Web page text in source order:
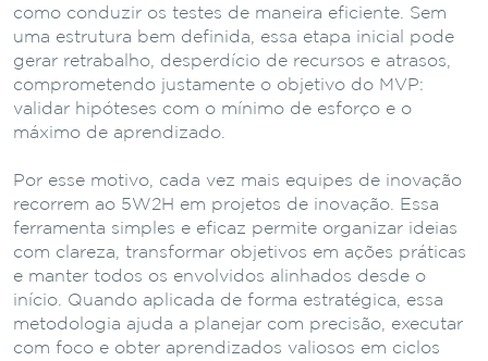
como conduzir os testes de maneira eficiente. Sem
uma estrutura bem definida, essa etapa inicial pode
gerar retrabalho, desperdício de recursos e atrasos,
comprometendo justamente o objetivo do MVP:
validar hipóteses com o mínimo de esforço e o
máximo de aprendizado.
Por esse motivo, cada vez mais equipes de inovação
recorrem ao 5W2H em projetos de inovação. Essa
ferramenta simples e eficaz permite organizar ideias
com clareza, transformar objetivos em ações práticas
e manter todos os envolvidos alinhados desde o
início. Quando aplicada de forma estratégica, essa
metodologia ajuda a planejar com precisão, executar
com foco e obter aprendizados valiosos em ciclos